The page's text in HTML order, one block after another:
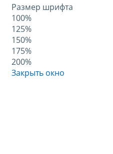
Размер шрифта
100%
125%
150%
175%
200%
Закрыть окно